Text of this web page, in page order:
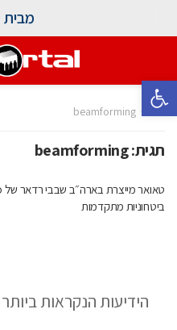
פתח סרגל נגישות
מבית
בית beamforming
תגית:beamforming
ביטחוניות מתקדמות
הידיעות הנקראות ביותר